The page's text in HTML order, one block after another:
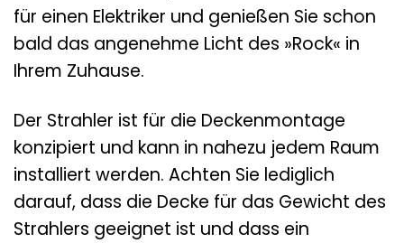
für einen Elektriker und genießen Sie schon
bald das angenehme Licht des »Rock« in
Ihrem Zuhause.
Der Strahler ist für die Deckenmontage
konzipiert und kann in nahezu jedem Raum
installiert werden. Achten Sie lediglich
darauf, dass die Decke für das Gewicht des
Strahlers geeignet ist und dass ein